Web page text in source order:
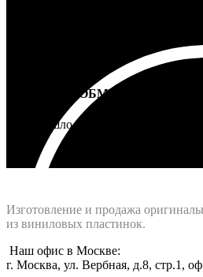
ВОЗВРАТ И ОБМЕН
Не подошло - вернем деньги
Изготовление и продажа
из виниловых пластинок.
Наш офис в Москве:
г. Москва, ул. Вербная, д.8, стр.1,